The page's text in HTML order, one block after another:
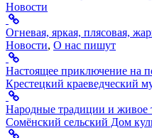
Новости
Огневая, яркая, плясовая,
Новости, О нас пишут
Настоящее приключение на
Крестецкий краеведческий
Народные традиции и живое
Сомёнский сельский Дом